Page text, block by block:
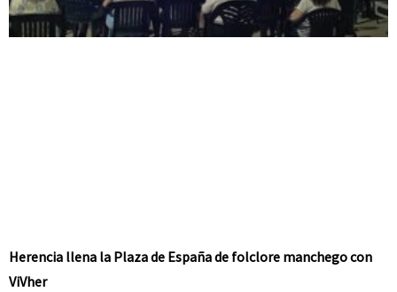
Herencia llena la Plaza de España de folclore manchego con
ViVher